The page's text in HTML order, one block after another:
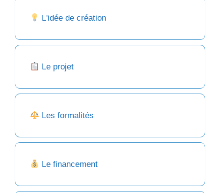
L'idée de création
Le projet
Les formalités
Le financement